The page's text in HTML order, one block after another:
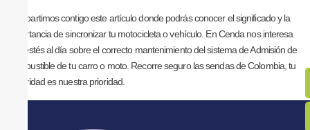
Compartimos contigo este artículo donde podrás conocer el significado y la
importancia de sincronizar tu motocicleta o vehículo. En Cenda nos interesa
que estés al día sobre el correcto mantenimiento del sistema de Admisión de
Combustible de tu carro o moto. Recorre seguro las sendas de Colombia, tu
seguridad es nuestra prioridad.